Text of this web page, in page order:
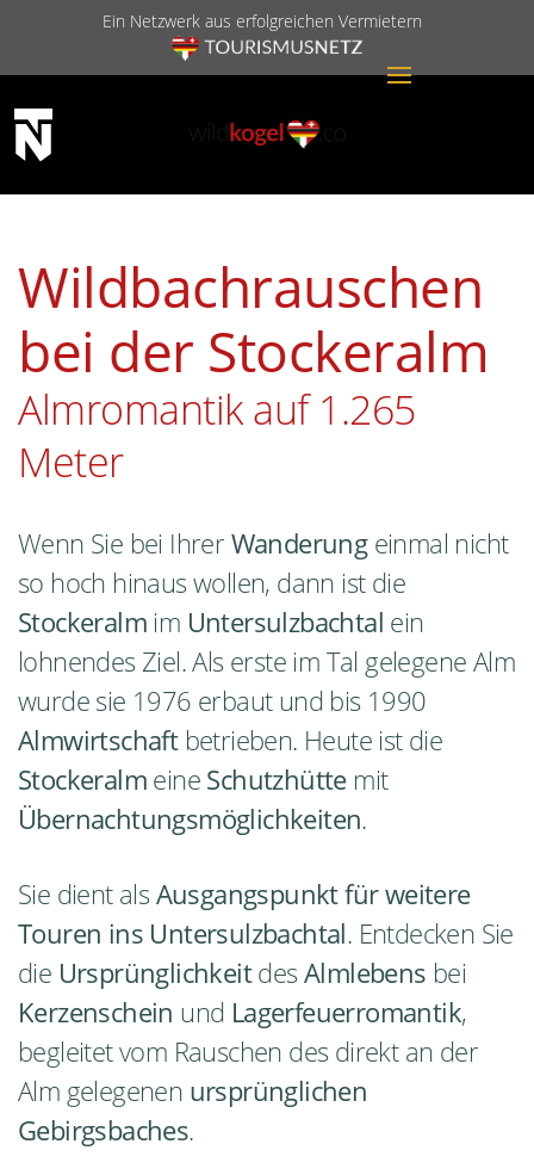
Ein Netzwerk aus erfolgreichen Vermietern
Wildbachrauschen
bei der Stockeralm
Almromantik auf 1.265
Meter
Wenn Sie bei Ihrer Wanderung einmal nicht
so hoch hinaus wollen, dann ist die
Stockeralm im Untersulzbachtal ein
lohnendes Ziel. Als erste im Tal gelegene Alm
wurde sie 1976 erbaut und bis 1990
Almwirtschaft betrieben. Heute ist die
Stockeralm eine Schutzhütte mit
Übernachtungsmöglichkeiten.
Sie dient alsAusgangspunkt für weitere
Touren ins Untersulzbachtal. Entdecken Sie
die UrsprünglichkeitdesAlmlebens bei
Kerzenschein und Lagerfeuerromantik,
begleitet vom Rauschen des direkt an der
Alm gelegenen ursprünglichen
Gebirgsbaches.